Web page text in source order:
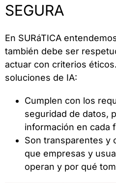
SEGURA
En SURáTICA
también debe ser
actuar con criterios
soluciones de IA:
Cumplen con los
seguridad de datos,
información en cada
Son transparentes y
que empresas y
operan y por qué